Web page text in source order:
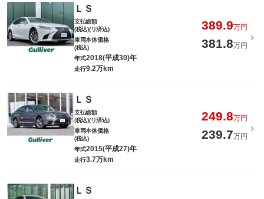
ＬＳ
支払総額
(税込)(リ済込)
389.9万円
車両本体価格
(税込)
381.8万円
年式2018(平成30)年
走行9.2万km
ＬＳ
支払総額
(税込)(リ済込)
249.8万円
車両本体価格
(税込)
239.7万円
年式2015(平成27)年
走行3.7万km
ＬＳ